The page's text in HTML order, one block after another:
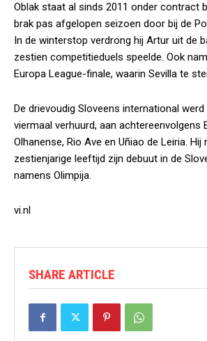
Oblak staat al sinds 2011 onder contract
brak pas afgelopen seizoen door bij de
In de winterstop verdrong hij Artur uit de
zestien competitieduels speelde. Ook
Europa League-finale, waarin Sevilla te
De drievoudig Sloveens international
viermaal verhuurd, aan achtereenvolgens
Olhanense, Rio Ave en Uñiao de Leiria. Hij
zestienjarige leeftijd zijn debuut in de
namens Olimpija.
vi.nl
SHARE ARTICLE